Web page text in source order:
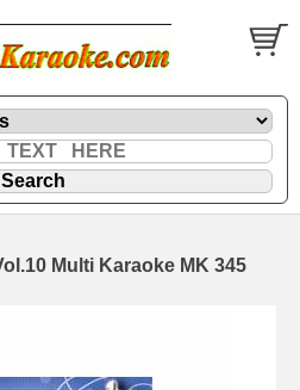
Multi Karaoke MK 345